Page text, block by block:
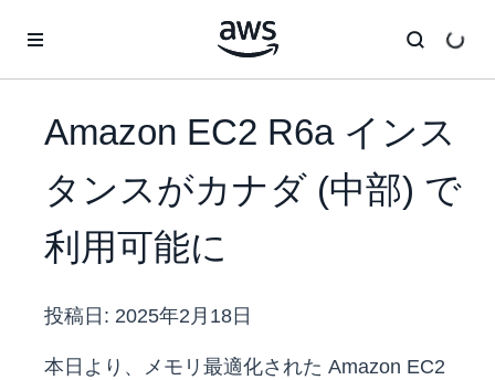
Amazon EC2 R6a インス
タンスがカナダ (中部) で
利用可能に
投稿日: 2025年2月18日
本日より、メモリ最適化された Amazon EC2